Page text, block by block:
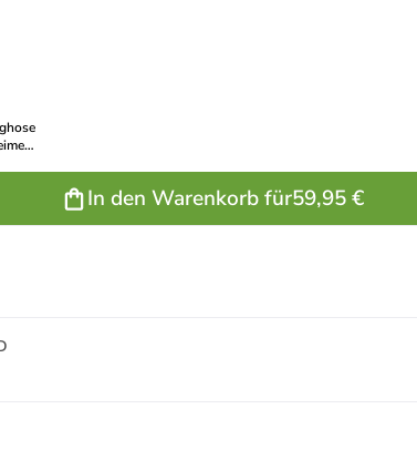
In den Warenkorb für59,95 €